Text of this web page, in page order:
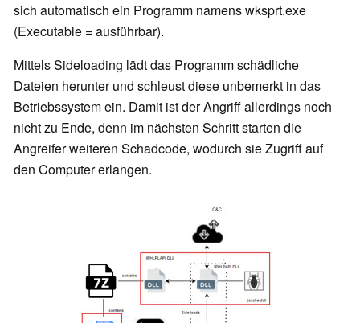
sich automatisch ein Programm namens wksprt.exe
(Executable = ausführbar).
Mittels Sideloading lädt das Programm schädliche
Dateien herunter und schleust diese unbemerkt in das
Betriebssystem ein. Damit ist der Angriff allerdings noch
nicht zu Ende, denn im nächsten Schritt starten die
Angreifer weiteren Schadcode, wodurch sie Zugriff auf
den Computer erlangen.